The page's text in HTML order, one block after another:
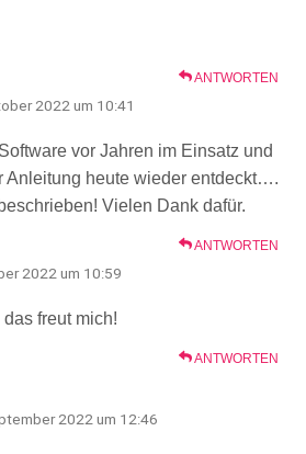
ANTWORTEN
2022 um 10:41
vor Jahren im Einsatz und
Anleitung heute wieder entdeckt….
Vielen Dank dafür.
ANTWORTEN
2022 um 10:59
freut mich!
ANTWORTEN
2022 um 12:46